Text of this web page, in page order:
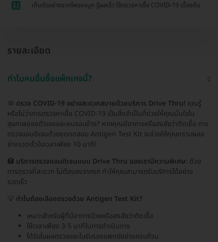
1 เก็บตัวอย่างจากโพรงจมูก รู้ผลเร็ว ใช้ตรวจหาเชื้อ COVID-19 เบื้องต้น
รายละเอียด
ทำไมคนอื่นซื้อแพ็กเกจนี้?
🦠 ตรวจ COVID-19 อย่างสะดวกสบายด้วยบริการ Drive Thru! คุณรู้
หรือไม่ว่าการตรวจหาเชื้อ COVID-19 เป็นสิ่งจำเป็นที่ช่วยให้คุณมั่นใจใน
สุขภาพของตัวเองและคนรอบข้าง? หากคุณมีอาการหรือสงสัยว่าติดเชื้อ การ
ตรวจแอนติเจนด้วยชุดทดสอบ Antigen Test Kit จะช่วยให้คุณทราบผลอ
ย่างรวดเร็วในเวลาเพียง 10 นาที!
🏥 บริการตรวจแอนติเจนแบบ Drive Thru ของเรามีความพิเศษ: ด้วย
การตรวจที่สะดวก ไม่ต้องลงจากรถ ทำให้คุณสามารถรับบริการได้อย่าง
รวดเร็ว
💡 ทำไมต้องเลือกตรวจด้วย Antigen Test Kit?
เหมาะสำหรับผู้ที่มีอาการป่วยหรือสงสัยว่าติดเชื้อ
ใช้เวลาเพียง 3-5 นาทีในการดำเนินการ
ได้รับใบผลตรวจและใบรับรองแพทย์อย่างครบถ้วน